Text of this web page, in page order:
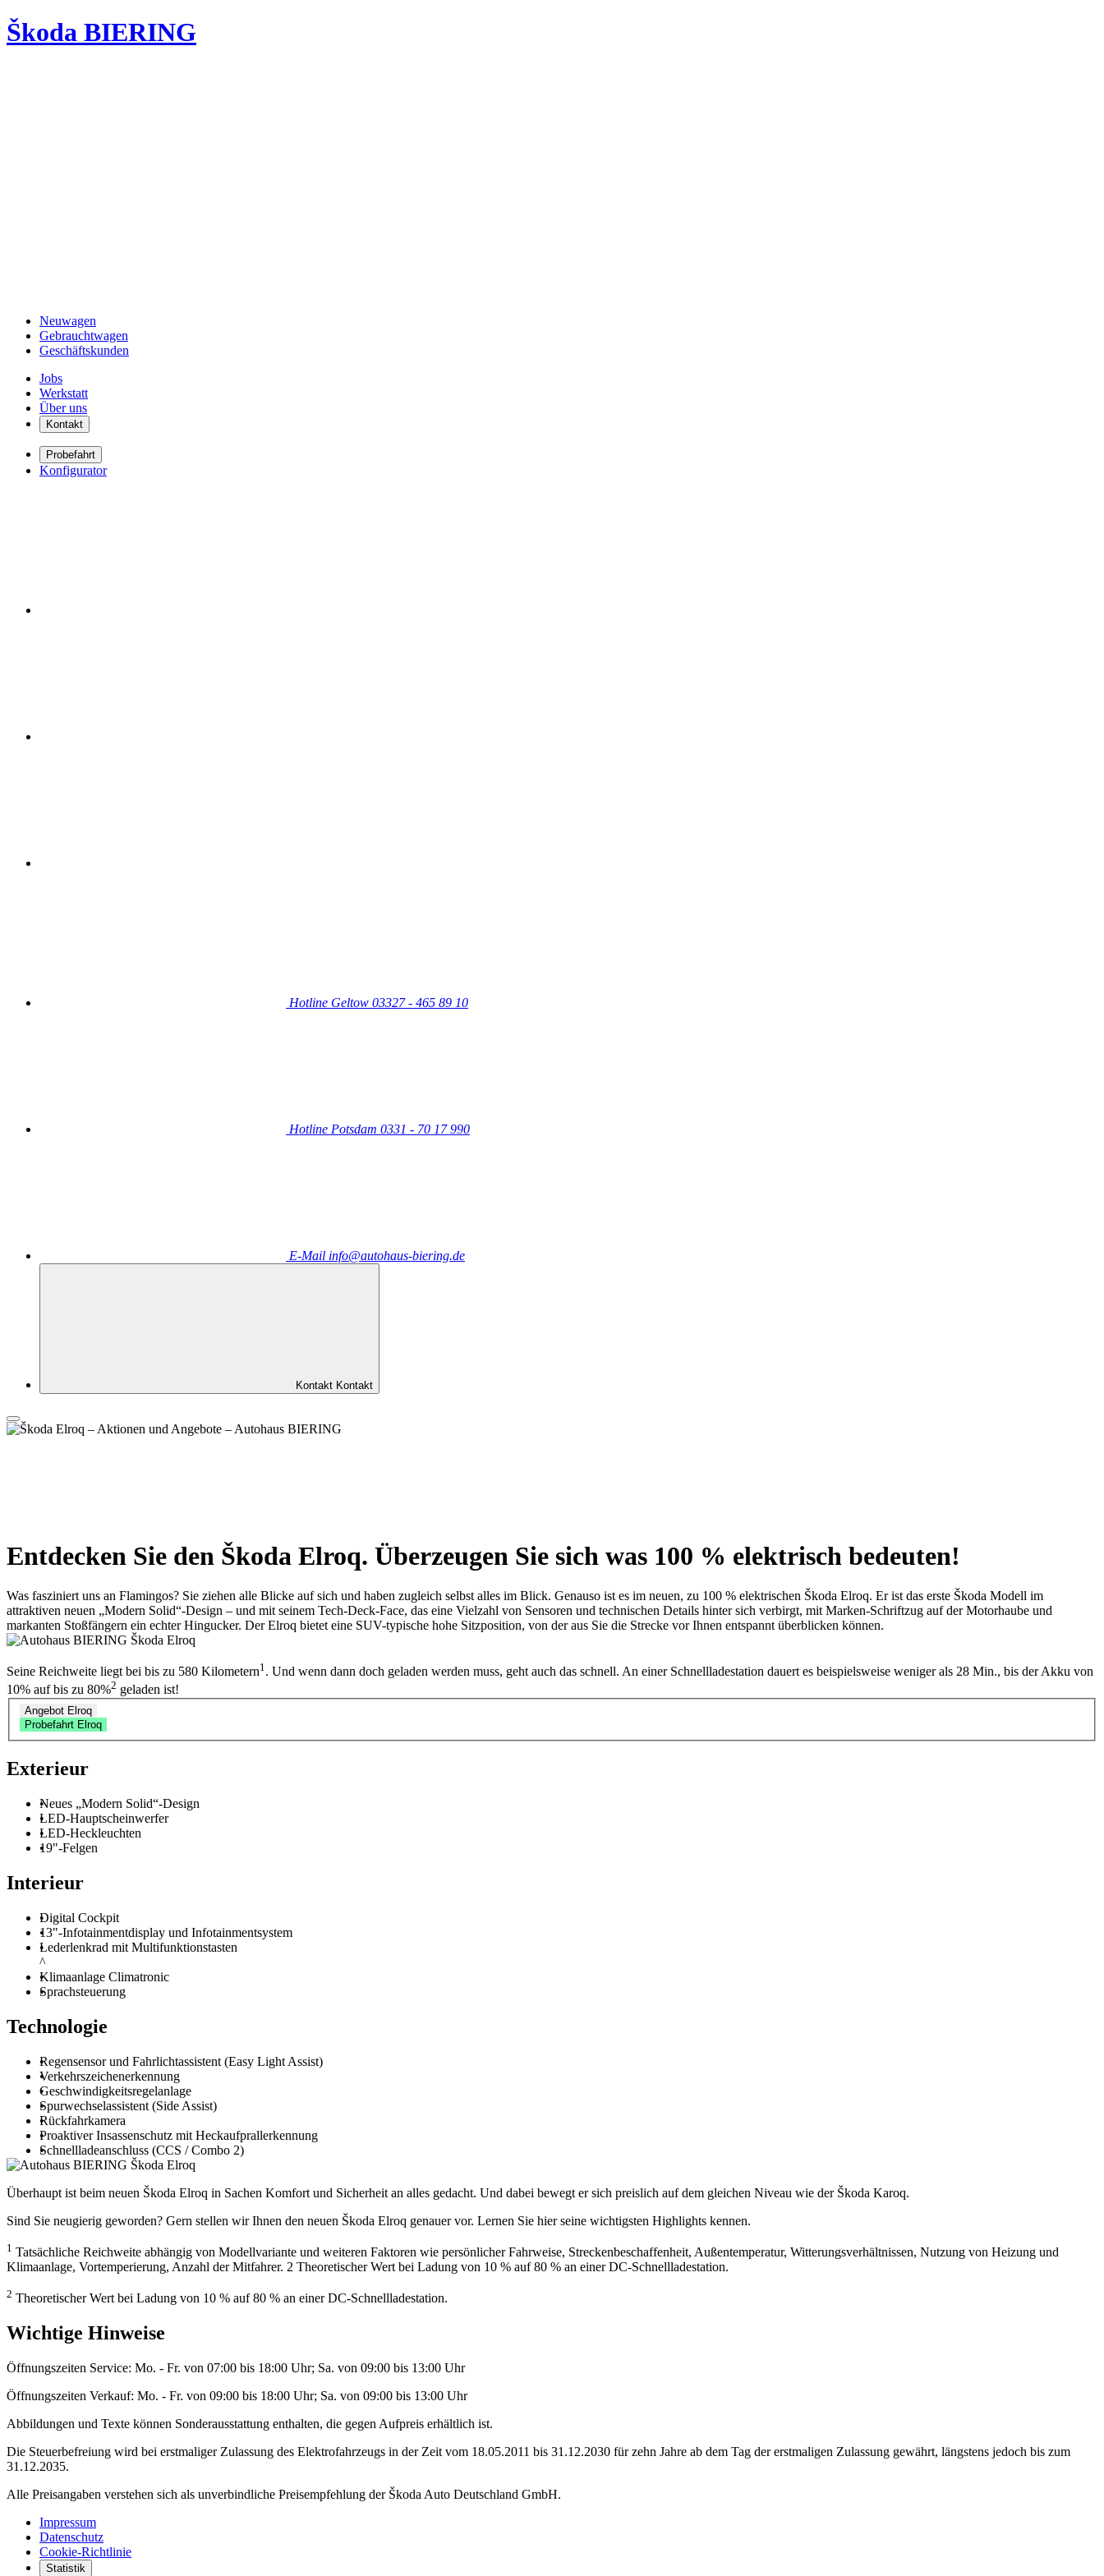
Škoda BIERING
Neuwagen
Gebrauchtwagen
Geschäftskunden
Jobs
Werkstatt
Über uns
Kontakt
Probefahrt
Konfigurator
Hotline Geltow 03327 - 465 89 10
Hotline Potsdam 0331 - 70 17 990
E-Mail info@autohaus-biering.de
Kontakt Kontakt
Entdecken Sie den Škoda Elroq. Überzeugen Sie sich was 100 % elektrisch bedeuten!
Was fasziniert uns an Flamingos? Sie ziehen alle Blicke auf sich und haben zugleich selbst alles im Blick. Genauso ist es im neuen, zu 100 % elektrischen Škoda Elroq. Er ist das erste Škoda Modell im
attraktiven neuen „Modern Solid“-Design – und mit seinem Tech-Deck-Face, das eine Vielzahl von Sensoren und technischen Details hinter sich verbirgt, mit Marken-Schriftzug auf der Motorhaube und
markanten Stoßfängern ein echter Hingucker. Der Elroq bietet eine SUV-typische hohe Sitzposition, von der aus Sie die Strecke vor Ihnen entspannt überblicken können.
Seine Reichweite liegt bei bis zu 580 Kilometern1. Und wenn dann doch geladen werden muss, geht auch das schnell. An einer Schnellladestation dauert es beispielsweise weniger als 28 Min., bis der Akku von
10% auf bis zu 80%2 geladen ist!
Angebot Elroq
Probefahrt Elroq
Exterieur
Neues „Modern Solid“-Design
LED-Hauptscheinwerfer
LED-Heckleuchten
19"-Felgen
Interieur
Digital Cockpit
13"-Infotainmentdisplay und Infotainmentsystem
Lederlenkrad mit Multifunktionstasten
^
Klimaanlage Climatronic
Sprachsteuerung
Technologie
Regensensor und Fahrlichtassistent (Easy Light Assist)
Verkehrszeichenerkennung
Geschwindigkeitsregelanlage
Spurwechselassistent (Side Assist)
Rückfahrkamera
Proaktiver Insassenschutz mit Heckaufprallerkennung
Schnellladeanschluss (CCS / Combo 2)
Überhaupt ist beim neuen Škoda Elroq in Sachen Komfort und Sicherheit an alles gedacht. Und dabei bewegt er sich preislich auf dem gleichen Niveau wie der Škoda Karoq.
Sind Sie neugierig geworden? Gern stellen wir Ihnen den neuen Škoda Elroq genauer vor. Lernen Sie hier seine wichtigsten Highlights kennen.
1 Tatsächliche Reichweite abhängig von Modellvariante und weiteren Faktoren wie persönlicher Fahrweise, Streckenbeschaffenheit, Außentemperatur, Witterungsverhältnissen, Nutzung von Heizung und
Klimaanlage, Vortemperierung, Anzahl der Mitfahrer. 2 Theoretischer Wert bei Ladung von 10 % auf 80 % an einer DC-Schnellladestation.
2 Theoretischer Wert bei Ladung von 10 % auf 80 % an einer DC-Schnellladestation.
Wichtige Hinweise
Öffnungszeiten Service: Mo. - Fr. von 07:00 bis 18:00 Uhr; Sa. von 09:00 bis 13:00 Uhr
Öffnungszeiten Verkauf: Mo. - Fr. von 09:00 bis 18:00 Uhr; Sa. von 09:00 bis 13:00 Uhr
Abbildungen und Texte können Sonderausstattung enthalten, die gegen Aufpreis erhältlich ist.
Die Steuerbefreiung wird bei erstmaliger Zulassung des Elektrofahrzeugs in der Zeit vom 18.05.2011 bis 31.12.2030 für zehn Jahre ab dem Tag der erstmaligen Zulassung gewährt, längstens jedoch bis zum
31.12.2035.
Alle Preisangaben verstehen sich als unverbindliche Preisempfehlung der Škoda Auto Deutschland GmbH.
Impressum
Datenschutz
Cookie-Richtlinie
Statistik